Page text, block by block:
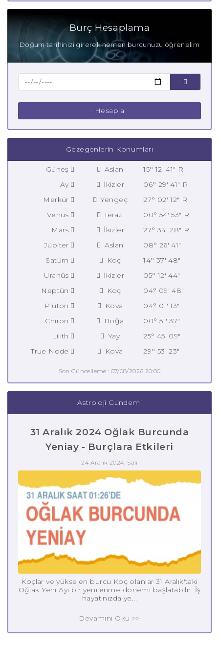
Burç Hesaplama
Doğum tarihinizi girerek hemen burcunuzu öğrenelim
Hesapla
Gezegenlerin Konumları
Güneş Aslan
15° 12' 41" R
Ay
İkizler
06° 29' 41" R
Merkür
Yengeç
27° 02' 12" R
Venüs
Terazi
00° 54' 53" R
Mars
İkizler
27° 34' 28" R
Jüpiter
Aslan
08° 26' 41"
Satürn
Koç
14° 37' 48"
Uranüs
İkizler
05° 12' 44"
Neptün
Koç
04° 09' 48"
Plüton
Kova
04° 01' 13"
Chiron
Boğa
00° 51' 37"
Lilith
Yay
25° 45' 09"
True Node
Kova 29° 53' 23"
Son Güncelleme : 07/08/2026 20:00
Astroloji Gündemi
31 Aralık 2024 Oğlak Burcunda
Yeniay - Burçlara Etkileri
24 Aralık 2024, Salı
Koçlar ve yükselen burcu Koç olanlar 31 Aralık'taki
Oğlak Yeni Ayı bir yenilenme dönemi başlatabilir. İş
hayatınızda ye...
Devamını Oku >>